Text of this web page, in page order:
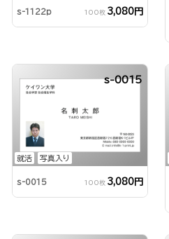
s-1122p 100枚 3,080円
就活 写真入り
s-0015
s-0015 100枚 3,080円